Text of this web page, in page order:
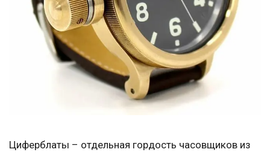
Циферблаты – отдельная гордость часовщиков из